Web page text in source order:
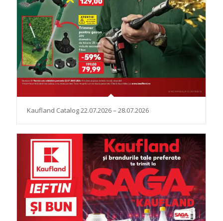
Kaufland Catalog 22.07.2026 – 28.07.2026